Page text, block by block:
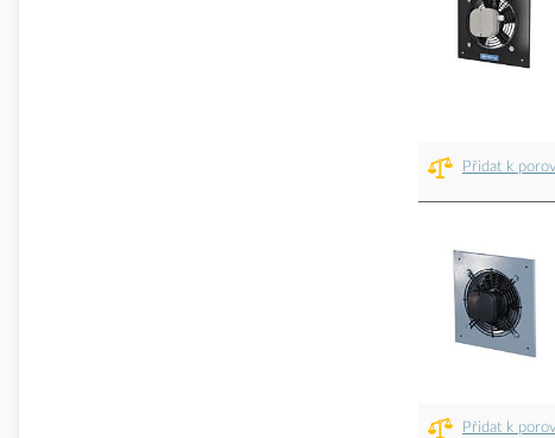
Přidat k
Přidat k